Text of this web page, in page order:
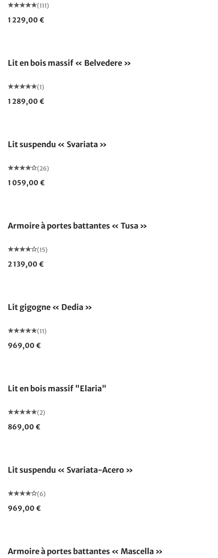
(111)
1 229,00 €
Lit en bois massif « Belvedere »
(1)
1 289,00 €
Lit suspendu « Svariata »
(26)
1 059,00 €
Armoire à portes battantes « Tusa »
(15)
2 139,00 €
Lit gigogne « Dedia »
(11)
969,00 €
Lit en bois massif "Elaria"
(2)
869,00 €
Lit suspendu « Svariata-Acero »
(6)
969,00 €
Armoire à portes battantes « Mascella »